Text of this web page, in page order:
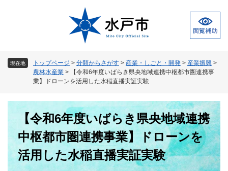
現在地 トップページ > 分類からさがす > 産業・しごと・開発 > 産業振興 >
農林水産業 >
【令和6年度いばらき県央地域連携中枢都市圏連携事
業】ドローンを活用した水稲直播実証実験
【令和6年度いばらき県央地域連携
中枢都市圏連携事業】ドローンを
活用した水稲直播実証実験